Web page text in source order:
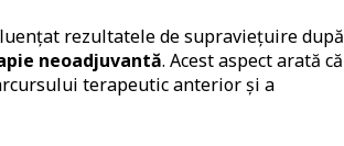
rezultatele de supraviețuire după
neoadjuvantă. Acest aspect arată că
terapeutic anterior și a